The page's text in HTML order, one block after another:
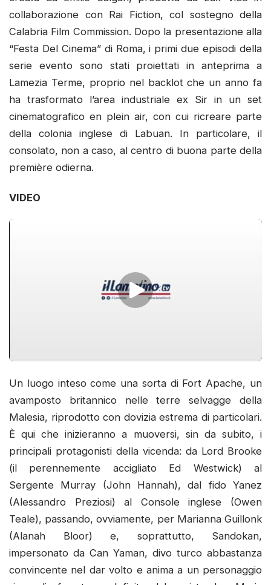
collaborazione con Rai Fiction, col sostegno della
Calabria Film Commission. Dopo la presentazione alla
“Festa Del Cinema” di Roma, i primi due episodi della
serie evento sono stati proiettati in anteprima a
Lamezia Terme, proprio nel backlot che un anno fa
ha trasformato l’area industriale ex Sir in un set
cinematografico en plein air, con cui ricreare parte
della colonia inglese di Labuan. In particolare, il
consolato, non a caso, al centro di buona parte della
première odierna.
VIDEO
Un luogo inteso come una sorta di Fort Apache, un
avamposto britannico nelle terre selvagge della
Malesia, riprodotto con dovizia estrema di particolari.
È qui che inizieranno a muoversi, sin da subito, i
principali protagonisti della vicenda: da Lord Brooke
(il perennemente accigliato Ed Westwick) al
Sergente Murray (John Hannah), dal fido Yanez
(Alessandro Preziosi) al Console inglese (Owen
Teale), passando, ovviamente, per Marianna Guillonk
(Alanah Bloor) e, soprattutto, Sandokan,
impersonato da Can Yaman, divo turco abbastanza
convincente nel dar volto e anima a un personaggio